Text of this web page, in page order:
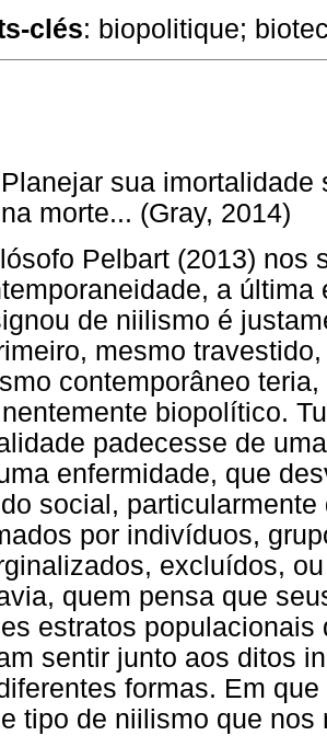
clés: biopolitique;
Planejar sua
na morte... (Gray, 2014)
Pelbart (2013) nos
a
de niilismo é
mesmo
contemporâneo
biopolítico.
padecesse de
enfermidade, que
social,
por indivíduos,
excluídos,
quem pensa que
estratos
sentir junto aos ditos
formas. Em
tipo de niilismo que nos